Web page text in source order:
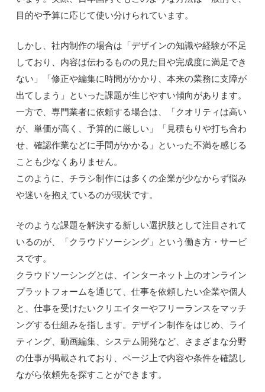
目的や予算に応じて使い分けられています。
しかし、社内制作の場合は「デザインの知識や経験が不足
しており、内容は伝わるものの見た目や完成度に満足でき
ない」「修正や編集に時間がかかり、本来の業務に支障が
出てしまう」といった課題が生じやすい傾向があります。
一方で、専門業者に依頼する場合は、「クオリティは高い
が、単価が高く、予算的に厳しい」「見積もりや打ち合わ
せ、確認作業などに手間がかかる」といった不満を感じる
ことも少なくありません。
このように、チラシ制作には多くの企業が少なからず悩み
や迷いを抱えているのが現状です。
そのような課題を解決する新しい選択肢として注目されて
いるのが、「クラウドソーシング」という働き方・サービ
スです。
クラウドソーシングとは、インターネット上のオンライン
プラットフォームを通じて、仕事を依頼したい企業や個人
と、仕事を受けたいクリエイターやフリーランスをマッチ
ングする仕組みを指します。デザイン制作をはじめ、ライ
ティング、動画編集、システム開発など、さまざまな分野
の仕事が掲載されており、ページ上で内容や条件を確認し
ながら依頼先を探すことができます。